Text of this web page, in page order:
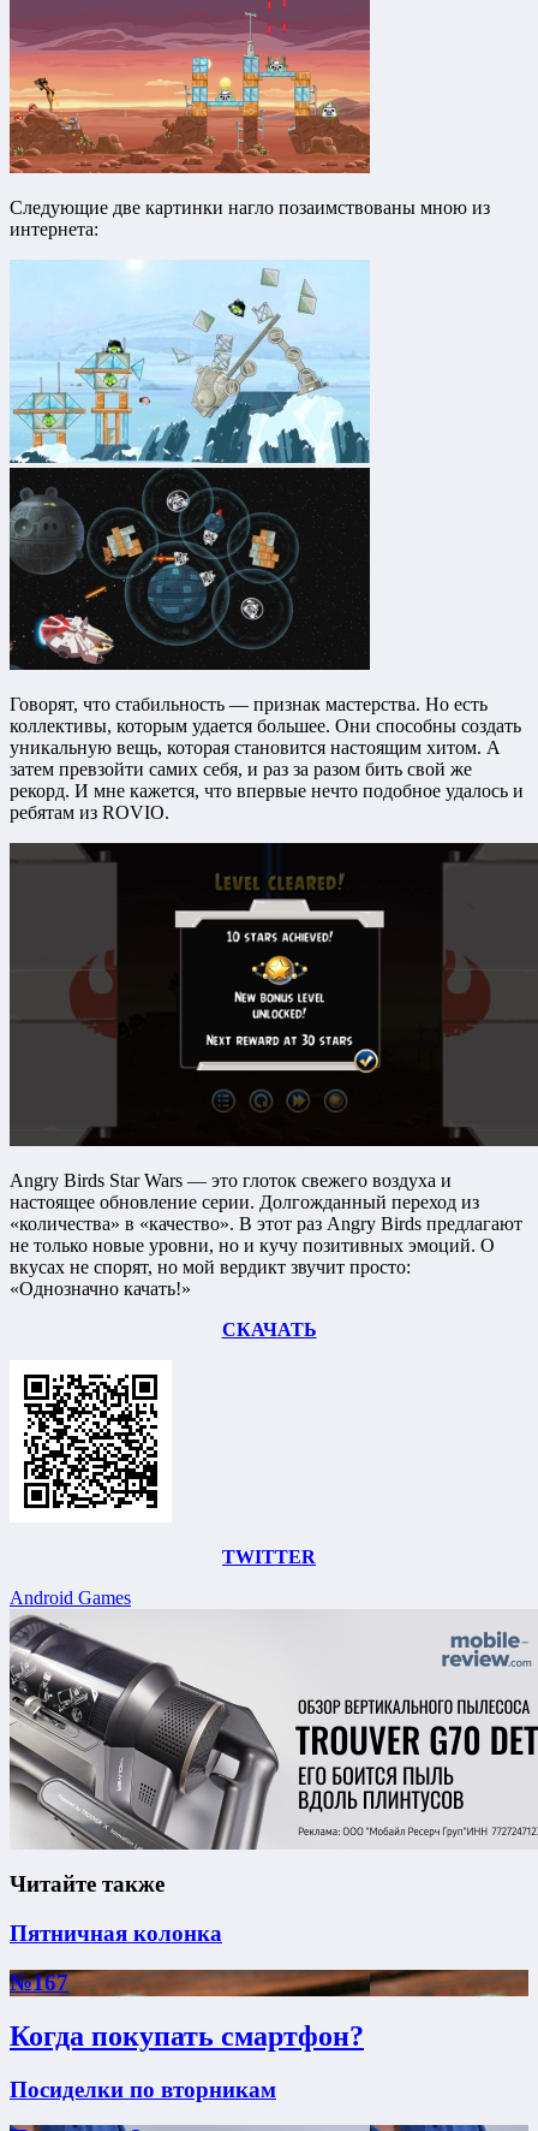
Следующие две картинки нагло позаимствованы мною из
интернета:
Говорят, что стабильность — признак мастерства. Но есть
коллективы, которым удается большее. Они способны создать
уникальную вещь, которая становится настоящим хитом. А
затем превзойти самих себя, и раз за разом бить свой же
рекорд. И мне кажется, что впервые нечто подобное удалось и
ребятам из ROVIO.
Angry Birds Star Wars — это глоток свежего воздуха и
настоящее обновление серии. Долгожданный переход из
«количества» в «качество». В этот раз Angry Birds предлагают
не только новые уровни, но и кучу позитивных эмоций. О
вкусах не спорят, но мой вердикт звучит просто:
«Однозначно качать!»
СКАЧАТЬ
TWITTER
Android Games
Читайте также
Пятничная колонка
№167
Когда покупать смартфон?
Посиделки по вторникам